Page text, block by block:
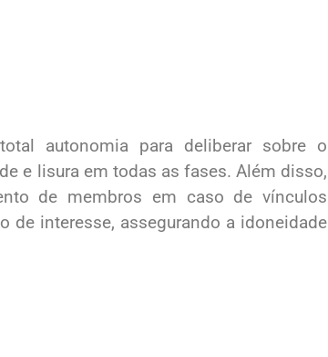
autonomia para deliberar sobre o
e lisura em todas as fases. Além disso,
de membros em caso de vínculos
de interesse, assegurando a idoneidade